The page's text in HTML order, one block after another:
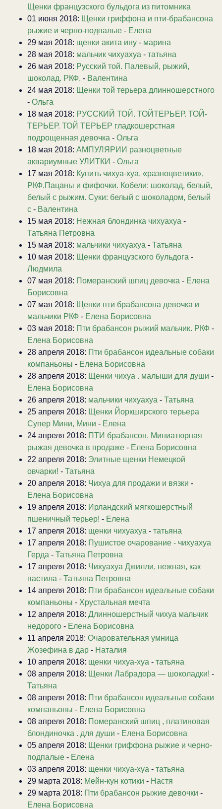
Щенки французского бульдога из питомника
01 июня 2018: Щенки гриффона и пти-брабансона
рыжие и черно-подпалые - Елена
29 мая 2018: щенки акита ину - марина
28 мая 2018: мальчик чихуахуа - татьяна
26 мая 2018: Русский той. Палевый, рыжий,
шоколад. РКФ. - Валентина
24 мая 2018: Щенки той терьера длинношерстного
- Ольга
18 мая 2018: РУССКИЙ ТОЙ. ТОЙТЕРЬЕР. ТОЙ-
ТЕРЬЕР. ТОЙ ТЕРЬЕР гладкошерстная
подрощенная девочка - Ольга
18 мая 2018: АМПУЛЯРИИ разноцветные
аквариумные УЛИТКИ - Ольга
17 мая 2018: Купить чихуа-хуа, «разноцветики»,
РКФ.Пацаны и фифочки. Кобели: шоколад, белый,
белый с рыжим. Суки: белый с шоколадом, белый
с - Валентина
15 мая 2018: Нежная блондинка чихуахуа -
Татьяна Петровна
15 мая 2018: мальчики чихуахуа - Татьяна
10 мая 2018: Щенки французского бульдога -
Людмила
07 мая 2018: Померанский шпиц девочка - Елена
Борисовна
07 мая 2018: Щенки пти брабансона девочка и
мальчики РКФ - Елена Борисовна
03 мая 2018: Пти брабансон рыжий мальчик. РКФ -
Елена Борисовна
28 апреля 2018: Пти брабансон идеальные собаки
компаньоны - Елена Борисовна
28 апреля 2018: Щенки чихуа . малыши для души -
Елена Борисовна
26 апреля 2018: мальчики чихуахуа - Татьяна
25 апреля 2018: Щенки Йоркширского терьера
Супер Мини, Мини - Елена
24 апреля 2018: ПТИ брабансон. Миниатюрная
рыжая девочка в продаже - Елена Борисовна
22 апреля 2018: Элитные щенки Немецкой
овчарки! - Татьяна
20 апреля 2018: Чихуа для продажи и вязки -
Елена Борисовна
19 апреля 2018: Ирландский мягкошерстный
пшеничный терьер! - Елена
17 апреля 2018: щенки чихуахуа - татьяна
17 апреля 2018: Пушистое очарование - чихуахуа
Герда - Татьяна Петровна
17 апреля 2018: Чихуахуа Джилли, нежная, как
пастила - Татьяна Петровна
14 апреля 2018: Пти брабансон идеальные собаки
компаньоны - Хрустальная мечта
12 апреля 2018: Длинношерстный чихуа мальчик
недорого - Елена Борисовна
11 апреля 2018: Очаровательная умница
Жозефина в дар - Наталия
10 апреля 2018: щенки чихуа-хуа - татьяна
08 апреля 2018: Щенки Лабрадора — шоколадки! -
Татьяна
08 апреля 2018: Пти брабансон идеальные собаки
компаньоны - Елена Борисовна
08 апреля 2018: Померанский шпиц , платиновая
блондиночка . для души - Елена Борисовна
05 апреля 2018: Щенки гриффона рыжие и черно-
подпалые - Елена
03 апреля 2018: щенки чихуа-хуа - татьяна
29 марта 2018: Мейн-кун котики - Настя
29 марта 2018: Пти брабансон рыжие девочки -
Елена Борисовна